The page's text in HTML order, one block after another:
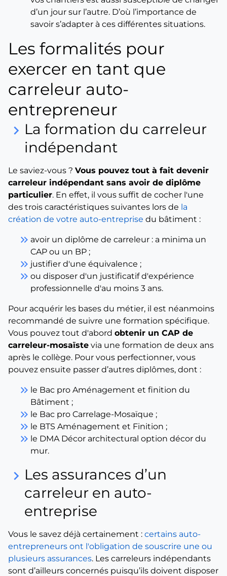
d’un jour sur l’autre. D’où l’importance de
savoir s’adapter à ces différentes situations.
Les formalités pour
exercer en tant que
carreleur auto-
entrepreneur
keyboard_arrow_right La formation du carreleur
indépendant
Le saviez-vous ? Vous pouvez tout à fait devenir
carreleur indépendant sans avoir de diplôme
particulier. En effet, il vous suffit de cocher l'une
des trois caractéristiques suivantes lors de la
création de votre auto-entreprise du bâtiment :
keyboard_double_arrow_right avoir un diplôme de carreleur : a minima un
CAP ou un BP ;
keyboard_double_arrow_right justifier d'une équivalence ;
keyboard_double_arrow_right ou disposer d'un justificatif d'expérience
professionnelle d'au moins 3 ans.
Pour acquérir les bases du métier, il est néanmoins
recommandé de suivre une formation spécifique.
Vous pouvez tout d'abord obtenir un CAP de
carreleur-mosaïste via une formation de deux ans
après le collège. Pour vous perfectionner, vous
pouvez ensuite passer d’autres diplômes, dont :
keyboard_double_arrow_right le Bac pro Aménagement et finition du
Bâtiment ;
keyboard_double_arrow_right le Bac pro Carrelage-Mosaïque ;
keyboard_double_arrow_right le BTS Aménagement et Finition ;
keyboard_double_arrow_right le DMA Décor architectural option décor du
mur.
keyboard_arrow_right Les assurances d’un
carreleur en auto-
entreprise
Vous le savez déjà certainement : certains auto-
entrepreneurs ont l'obligation de souscrire une ou
plusieurs assurances. Les carreleurs indépendants
sont d’ailleurs concernés puisqu’ils doivent disposer